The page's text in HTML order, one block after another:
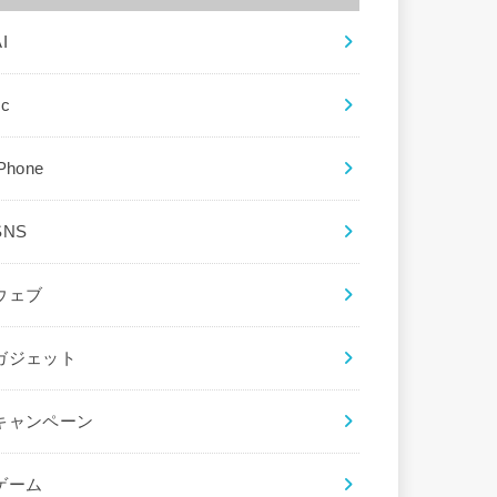
ェブ
ジェット
ャンペーン
ーム